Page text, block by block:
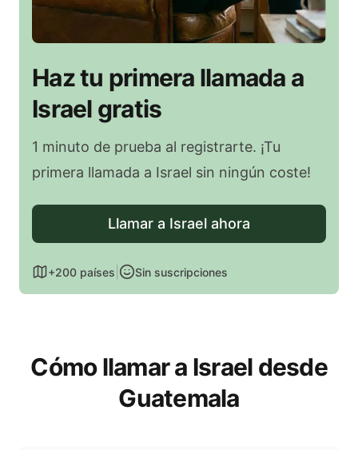
Haz tu primera llamada a
Israel gratis
1 minuto de prueba al registrarte. ¡Tu
primera llamada a Israel sin ningún coste!
Llamar a Israel ahora
+200 países Sin suscripciones
Cómo llamar a Israel desde
Guatemala